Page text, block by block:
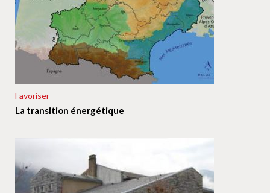
Favoriser
La transition énergétique